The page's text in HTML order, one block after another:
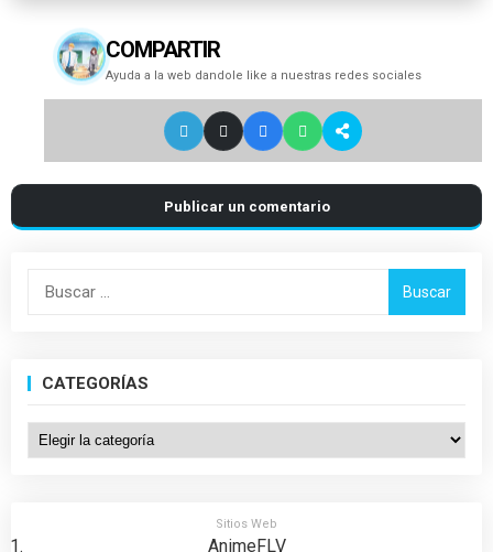
COMPARTIR
Ayuda a la web dandole like a nuestras redes sociales
Publicar un comentario
Buscar:
CATEGORÍAS
Categorías
Sitios Web
AnimeFLV